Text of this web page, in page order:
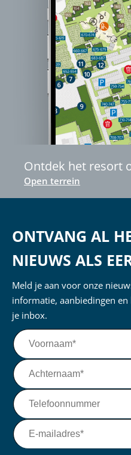
Ontdek het resort
Open terrein
ONTVANG AL
NIEUWS ALS
Meld je aan voor onze
informatie, aanbiedingen
je inbox.